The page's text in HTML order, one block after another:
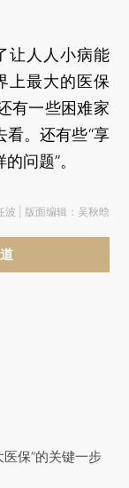
人人小病能
上最大的医保
有一些困难家
看。还有些“享
问题”。
波 | 版面编辑：吴秋晗
医保”的关键一步